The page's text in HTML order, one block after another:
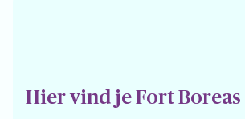
Hier vind je Fort Boreas